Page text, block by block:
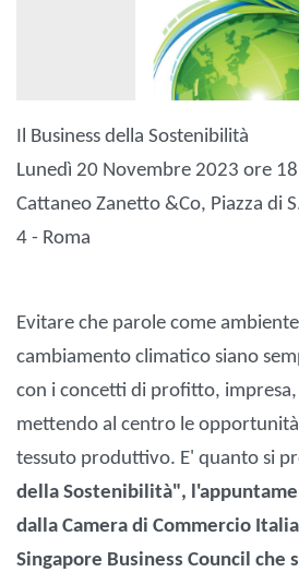
Il Business della Sostenibilità
Lunedì 20 Novembre 2023 ore
Cattaneo Zanetto &Co, Piazza di
4 - Roma
Evitare che parole come
cambiamento climatico siano
con i concetti di profitto,
mettendo al centro le
tessuto produttivo. E' quanto si
della Sostenibilità",
dalla Camera di Commercio
Singapore Business Council che